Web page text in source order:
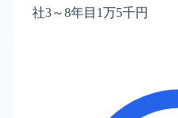
社3～8年目1万5千円